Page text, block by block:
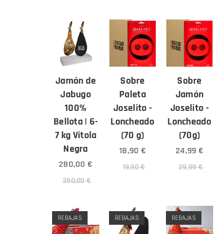
Jamón de
Jabugo
100%
Bellota | 6-
7 kg Vitola
Negra
280,00 €
350,00€
Sobre
Paleta
Joselito -
Loncheado
(70 g)
18,90 €
19,90€
Sobre
Jamón
Joselito -
Loncheado
(70g)
24,99 €
29,99€
REBAJAS REBAJAS REBAJAS